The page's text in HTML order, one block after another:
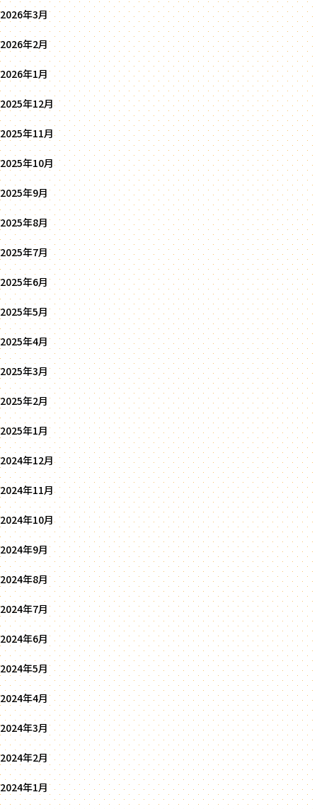
2026年3月
2026年2月
2026年1月
2025年12月
2025年11月
2025年10月
2025年9月
2025年8月
2025年7月
2025年6月
2025年5月
2025年4月
2025年3月
2025年2月
2025年1月
2024年12月
2024年11月
2024年10月
2024年9月
2024年8月
2024年7月
2024年6月
2024年5月
2024年4月
2024年3月
2024年2月
2024年1月